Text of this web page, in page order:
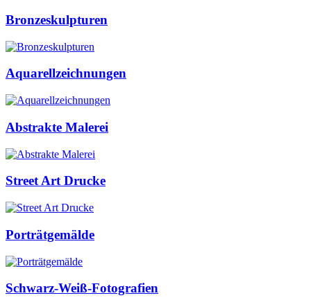
Bronzeskulpturen
Aquarellzeichnungen
Abstrakte Malerei
Street Art Drucke
Porträtgemälde
Schwarz-Weiß-Fotografien